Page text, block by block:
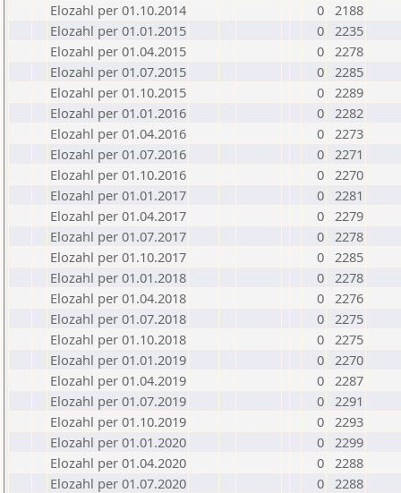
Elozahl per 01.10.2014
0 2188
Elozahl per 01.01.2015
0 2235
Elozahl per 01.04.2015
0 2278
Elozahl per 01.07.2015
0 2285
Elozahl per 01.10.2015
0 2289
Elozahl per 01.01.2016
0 2282
Elozahl per 01.04.2016
0 2273
Elozahl per 01.07.2016
0 2271
Elozahl per 01.10.2016
0 2270
Elozahl per 01.01.2017
0 2281
Elozahl per 01.04.2017
0 2279
Elozahl per 01.07.2017
0 2278
Elozahl per 01.10.2017
0 2285
Elozahl per 01.01.2018
0 2278
Elozahl per 01.04.2018
0 2276
Elozahl per 01.07.2018
0 2275
Elozahl per 01.10.2018
0 2275
Elozahl per 01.01.2019
0 2270
Elozahl per 01.04.2019
0 2287
Elozahl per 01.07.2019
0 2291
Elozahl per 01.10.2019
0 2293
Elozahl per 01.01.2020
0 2299
Elozahl per 01.04.2020
0 2288
Elozahl per 01.07.2020
0 2288